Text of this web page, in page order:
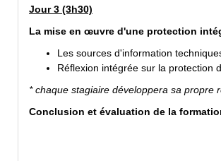
Jour 3 (3h30)
La mise en œuvre d'une protection
Les sources d'information
Réflexion intégrée sur la protection
* chaque stagiaire développera sa propre
Conclusion et évaluation de la